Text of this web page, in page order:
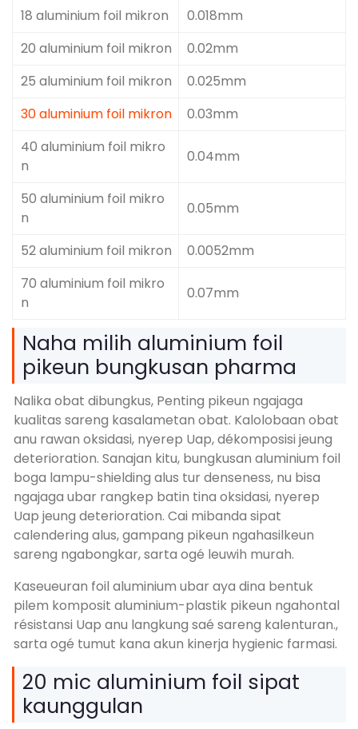
18 aluminium foil mikron
0.018mm
20 aluminium foil mikron
0.02mm
25 aluminium foil mikron
0.025mm
30 aluminium foil mikron
0.03mm
40 aluminium foil mikro
n
0.04mm
50 aluminium foil mikro
n
0.05mm
52 aluminium foil mikron
0.0052mm
70 aluminium foil mikro
n
0.07mm
Naha milih aluminium foil
pikeun bungkusan pharma
Nalika obat dibungkus, Penting pikeun ngajaga
kualitas sareng kasalametan obat. Kalolobaan obat
anu rawan oksidasi, nyerep Uap, dékomposisi jeung
deterioration. Sanajan kitu, bungkusan aluminium foil
boga lampu-shielding alus tur denseness, nu bisa
ngajaga ubar rangkep batin tina oksidasi, nyerep
Uap jeung deterioration. Cai mibanda sipat
calendering alus, gampang pikeun ngahasilkeun
sareng ngabongkar, sarta ogé leuwih murah.
Kaseueuran foil aluminium ubar aya dina bentuk
pilem komposit aluminium-plastik pikeun ngahontal
résistansi Uap anu langkung saé sareng kalenturan.,
sarta ogé tumut kana akun kinerja hygienic farmasi.
20 mic aluminium foil sipat
kaunggulan